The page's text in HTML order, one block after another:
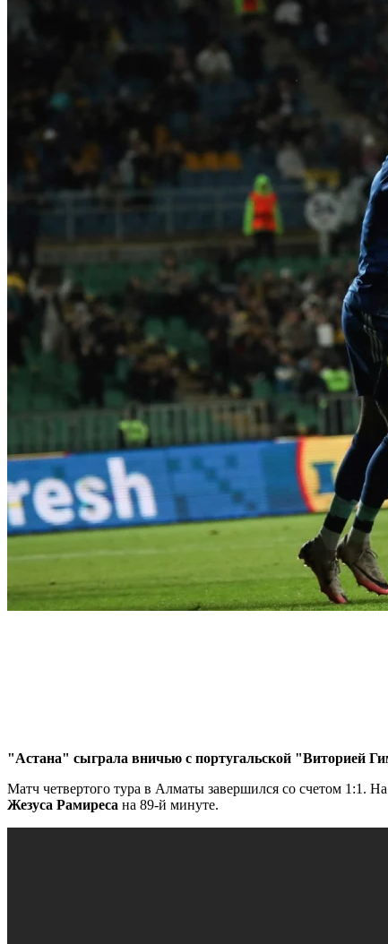
"Астана" сыграла вничью с португальской "Виторией
Матч четвертого тура в Алматы завершился со счетом 1:1.
Жезуса Рамиреса на 89-й минуте.